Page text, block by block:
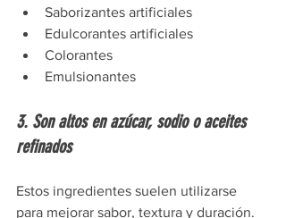
Saborizantes artificiales
Edulcorantes artificiales
Colorantes
Emulsionantes
3. Son altos en azúcar, sodio o aceites
refinados
Estos ingredientes suelen utilizarse
para mejorar sabor, textura y duración.